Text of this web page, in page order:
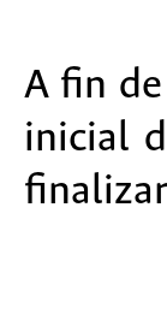
A fin
inicial